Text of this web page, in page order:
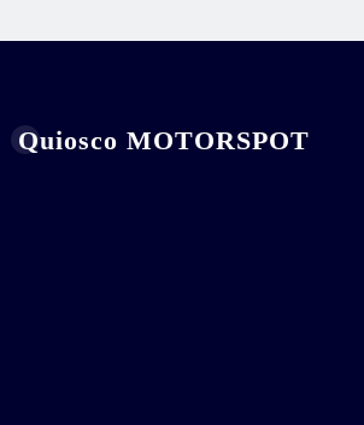
Quiosco MOTORSPOT